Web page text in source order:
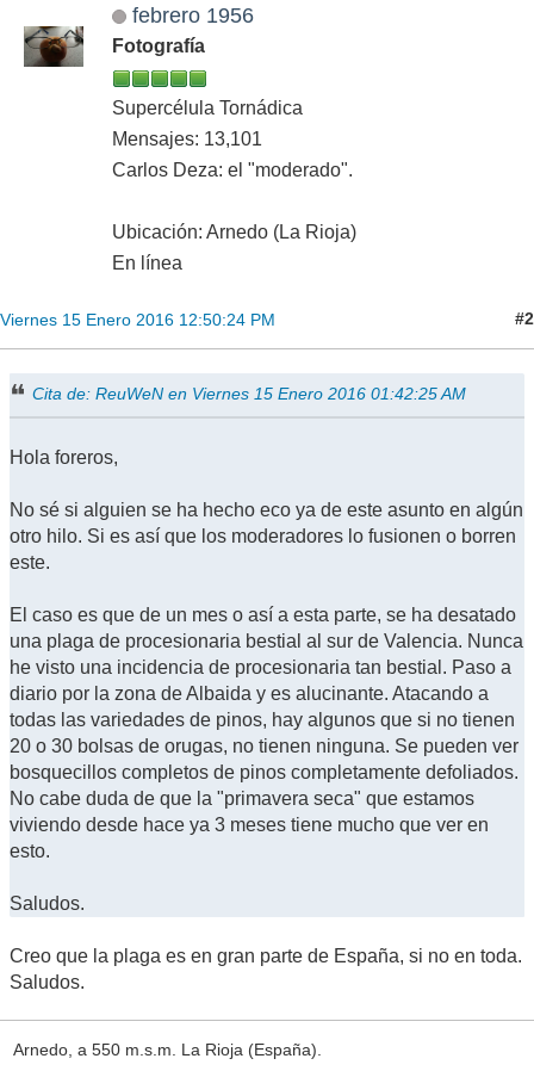
febrero 1956
Fotografía
Supercélula Tornádica
Mensajes: 13,101
Carlos Deza: el "moderado".
Ubicación: Arnedo (La Rioja)
En línea
Viernes 15 Enero 2016 12:50:24 PM #2
Cita de: ReuWeN en Viernes 15 Enero 2016 01:42:25 AM
Hola foreros,
No sé si alguien se ha hecho eco ya de este asunto en algún
otro hilo. Si es así que los moderadores lo fusionen o borren
este.
El caso es que de un mes o así a esta parte, se ha desatado
una plaga de procesionaria bestial al sur de Valencia. Nunca
he visto una incidencia de procesionaria tan bestial. Paso a
diario por la zona de Albaida y es alucinante. Atacando a
todas las variedades de pinos, hay algunos que si no tienen
20 o 30 bolsas de orugas, no tienen ninguna. Se pueden ver
bosquecillos completos de pinos completamente defoliados.
No cabe duda de que la "primavera seca" que estamos
viviendo desde hace ya 3 meses tiene mucho que ver en
esto.
Saludos.
Creo que la plaga es en gran parte de España, si no en toda.
Saludos.
Arnedo, a 550 m.s.m. La Rioja (España).